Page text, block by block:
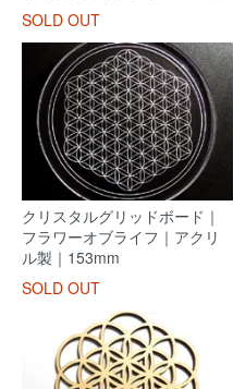
SOLD OUT
クリスタルグリッドボード｜
フラワーオブライフ｜アクリ
ル製｜153mm
SOLD OUT